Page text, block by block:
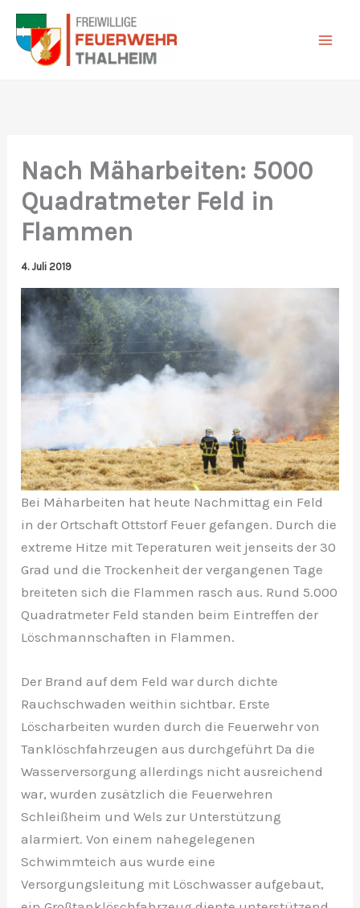
Zum
Inhalt
springen
Nach Mäharbeiten: 5000
Quadratmeter Feld in
Flammen
4. Juli 2019
Bei Mäharbeiten hat heute Nachmittag ein Feld
in der Ortschaft Ottstorf Feuer gefangen. Durch die
extreme Hitze mit Teperaturen weit jenseits der 30
Grad und die Trockenheit der vergangenen Tage
breiteten sich die Flammen rasch aus. Rund 5.000
Quadratmeter Feld standen beim Eintreffen der
Löschmannschaften in Flammen.
Der Brand auf dem Feld war durch dichte
Rauchschwaden weithin sichtbar. Erste
Löscharbeiten wurden durch die Feuerwehr von
Tanklöschfahrzeugen aus durchgeführt Da die
Wasserversorgung allerdings nicht ausreichend
war, wurden zusätzlich die Feuerwehren
Schleißheim und Wels zur Unterstützung
alarmiert. Von einem nahegelegenen
Schwimmteich aus wurde eine
Versorgungsleitung mit Löschwasser aufgebaut,